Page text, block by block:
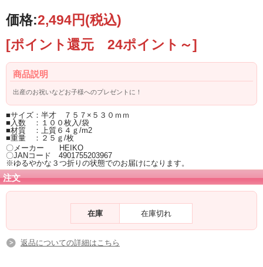
価格:2,494円(税込)
[ポイント還元 24ポイント～]
商品説明
出産のお祝いなどお子様へのプレゼントに！
■サイズ：半才 ７５７×５３０ｍｍ
■入数 ：１００枚入/袋
■材質 ：上質６４ｇ/m2
■重量 ：２５ｇ/枚
〇メーカー HEIKO
〇JANコード 4901755203967
※ゆるやかな３つ折りの状態でのお届けになります。
注文
在庫 在庫切れ
返品についての詳細はこちら